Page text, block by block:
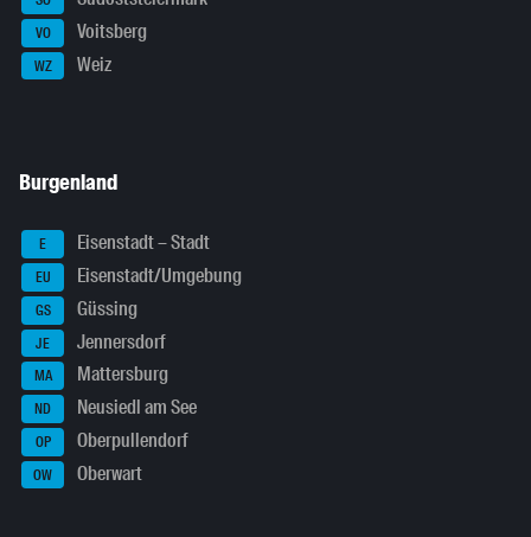
VO Voitsberg
WZ Weiz
Burgenland
E Eisenstadt – Stadt
EU Eisenstadt/Umgebung
GS Güssing
JE Jennersdorf
MA Mattersburg
ND Neusiedl am See
OP Oberpullendorf
OW Oberwart